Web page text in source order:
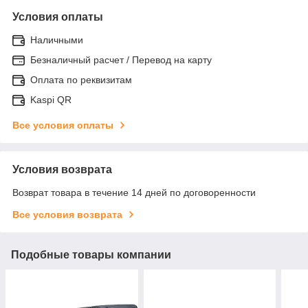
Условия оплаты
Наличными
Безналичный расчет / Перевод на карту
Оплата по реквизитам
Kaspi QR
Все условия оплаты
Условия возврата
Возврат товара в течение 14 дней по договоренности
Все условия возврата
Подобные товары компании